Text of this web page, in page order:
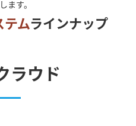
ます。
テムラインナップ
ラウド